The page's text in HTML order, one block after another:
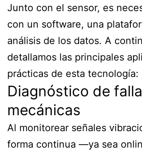
Junto con el sensor, es
con un software, una
análisis de los datos. A
detallamos las principales
prácticas de esta tecnología:
Diagnóstico de
mecánicas
Al monitorear señales
forma continua —ya sea